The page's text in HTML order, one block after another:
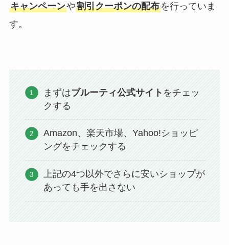
キャンペーンや割引クーポンの配布を行っていま
す。
まずはブルーティ公式サイト をチェッ
クする
Amazon、楽天市場、Yahoo!ショッピ
ングをチェックする
上記の4つ以外でさらに安いショップが
あっても手を出さない